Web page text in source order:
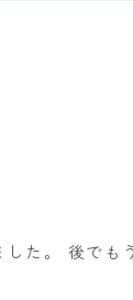
た。 後で